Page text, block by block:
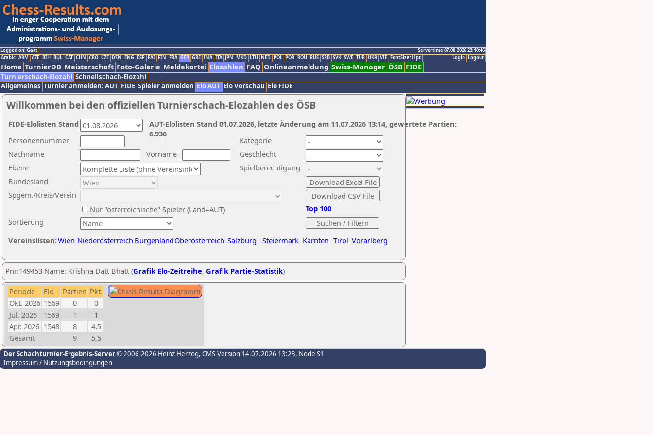
Logged on: Gast
Servertime 07.08.2026 23:10:46
Logout
Login
Arabic ARM AZE BIH BUL CAT CHN CRO CZE DEN ENG ESP FAI FIN FRA GER GRE INA ITA JPN MKD LTU NED POL POR ROU RUS SRB SVK SWE TUR UKR VIE FontSize:11pt
Home TurnierDB Meisterschaft Foto-Galerie Meldekartei Elozahlen FAQ Onlineanmeldung Swiss-Manager ÖSB FIDE
Turnierschach-Elozahl Schnellschach-Elozahl
Allgemeines Turnier anmelden: AUT FIDE Spieler anmelden Elo AUT Elo Vorschau Elo FIDE
Willkommen bei den offiziellen Turnierschach-Elozahlen des ÖSB
Nachname
Vorname
Ebene
Kategorie
Sortierung
Personennummer
Bundesland
Spgem./Kreis/Verein
Geschlecht
Nur "österreichische" Spieler (Land=AUT)
Spielberechtigung
Vereinslisten:Wien Niederösterreich BurgenlandOberösterreich Salzburg Steiermark Kärnten Tirol Vorarlberg
Top 100
AUT-Elolisten Stand 01.07.2026, letzte Änderung am 11.07.2026 13:14, gewertete Partien:
6.936
FIDE-Elolisten Stand
Pnr:149453 Name: Krishna Datt Bhatt (Grafik Elo-Zeitreihe, Grafik Partie-Statistik)
Periode Elo Partien Pkt.
Okt. 2026 1569 0
0
Jul. 2026
1569 1
1
Apr. 2026 1548 8
4,5
Gesamt
9 5,5
Der Schachturnier-Ergebnis-Server© 2006-2026 Heinz Herzog, CMS-Version 14.07.2026 13:23, Node S1
Impressum / Nutzungsbedingungen